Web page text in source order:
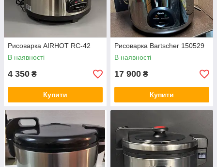
Рисоварка AIRHOT RC-42
В наявності
4 350 ₴
Купити
Рисоварка Bartscher 150529
В наявності
17 900 ₴
Купити